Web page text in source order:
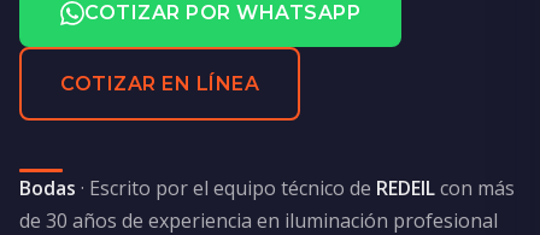
COTIZAR POR WHATSAPP
COTIZAR EN LÍNEA
Bodas · Escrito por el equipo técnico de REDEILcon más
de 30 años de experiencia en iluminación profesional